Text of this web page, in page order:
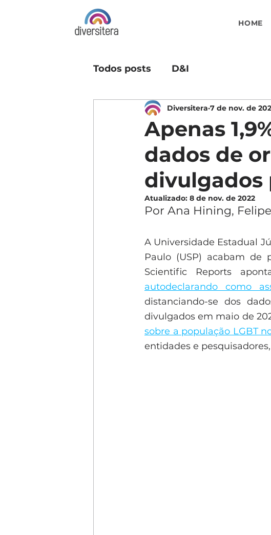
HOME
Todos posts D&I
Apenas
dados de
divulgados
Diversitera 7 de nov. de
Atualizado: 8 de nov. de 2022
Por Ana Hining,
A Universidade Estadual
Paulo (USP) acabam
Scientific Reports
autodeclarando como
distanciando-se dos
divulgados em maio de
sobre a população LGBT
entidades e